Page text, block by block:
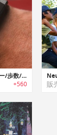
Pearls Band｜燃焼カロリー/歩数/血圧/酸素飽和度/疲労レベルをモニタリング可能な多機能ヘルスリストバンド「パールバンド」
+560 販